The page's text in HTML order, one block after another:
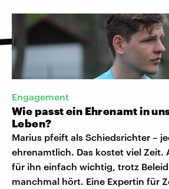
Engagement
Wie passt ein Ehrenamt in
Leben?
Marius pfeift als Schiedsrichter –
ehrenamtlich. Das kostet viel Zeit.
für ihn einfach wichtig, trotz
manchmal hört. Eine Expertin für